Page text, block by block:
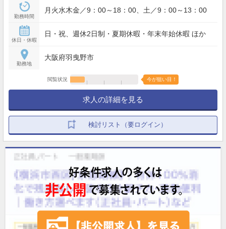
勤務時間
月火水木金／9：00～18：00、土／9：00～13：00
休日・休暇
日・祝、週休2日制・夏期休暇・年末年始休暇 ほか
勤務地
大阪府羽曳野市
閲覧状況 今が狙い目！
求人の詳細を見る
検討リスト（要ログイン）